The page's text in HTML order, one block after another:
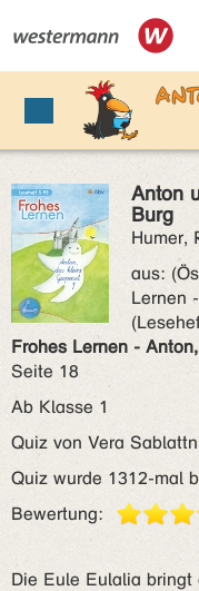
Anton
Burg
Humer,
aus:
Lernen
Frohes Lernen -
Seite 18
Ab Klasse 1
Quiz von Vera
Quiz wurde 1312-mal
Bewertung:
Die Eule Eulalia